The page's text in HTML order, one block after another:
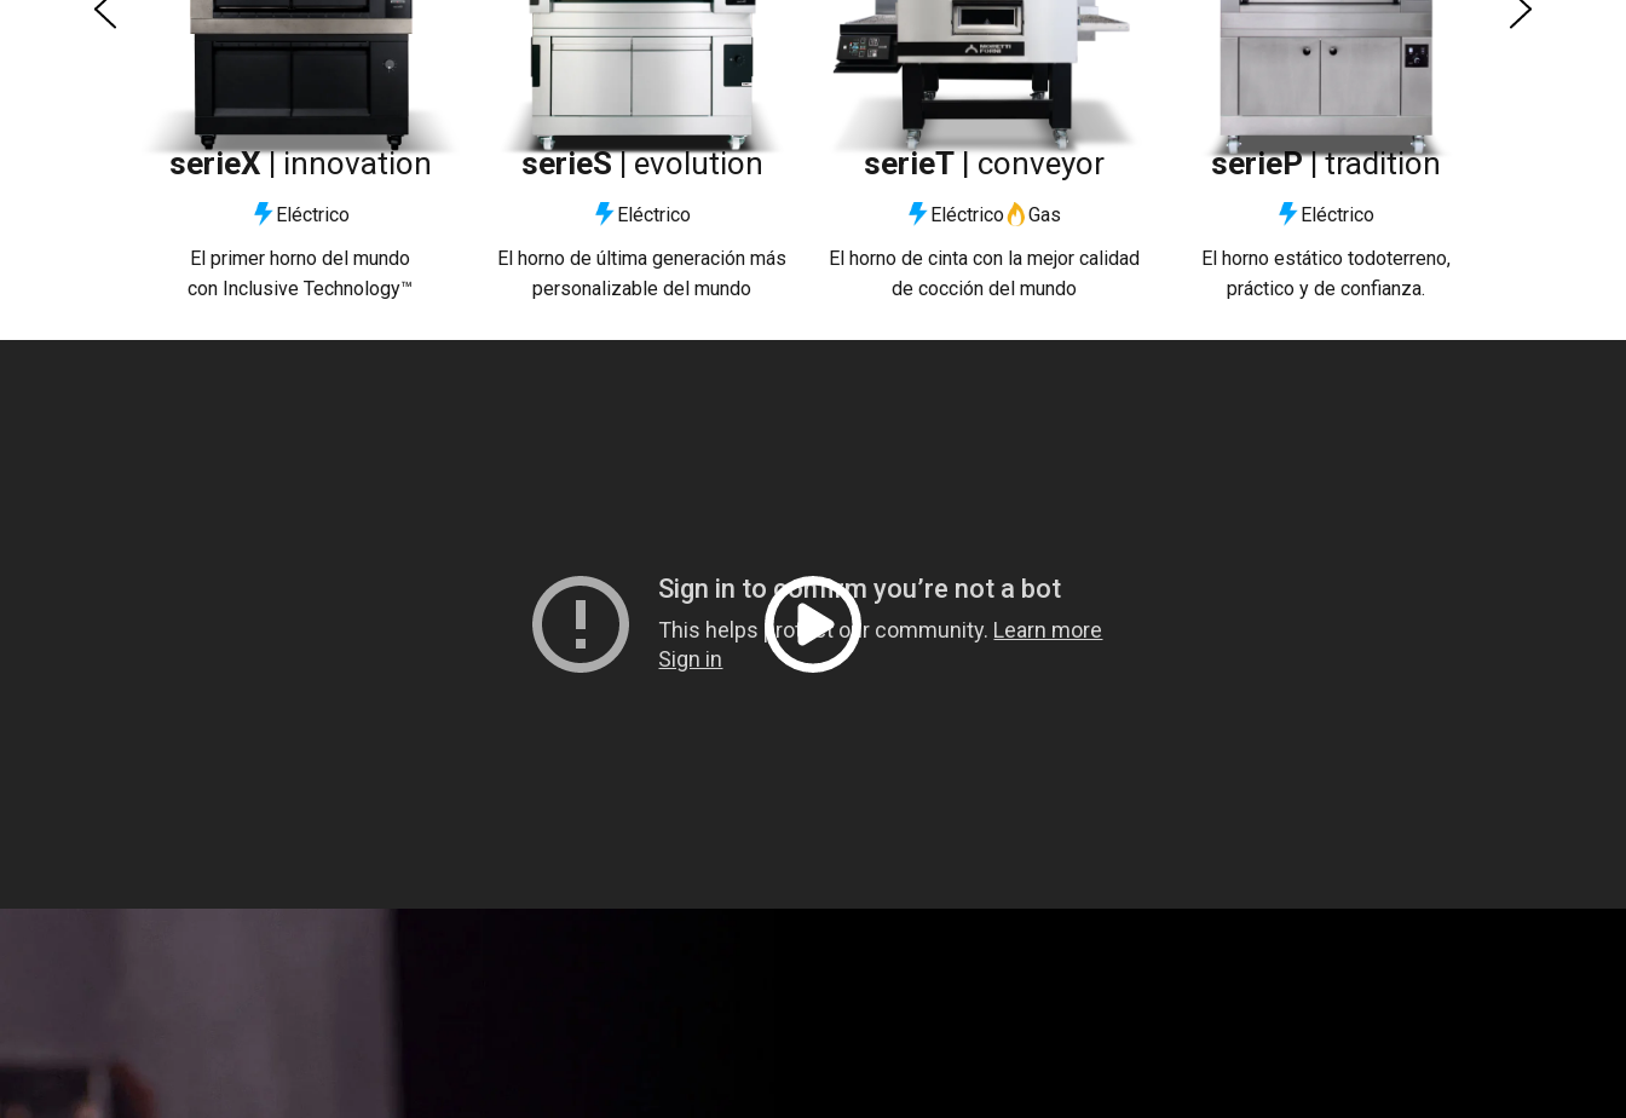
serieX |innovation
Eléctrico
El primer horno del mundo
con Inclusive Technology™
serieS |evolution
Eléctrico
El horno de última generación más
personalizable del mundo
serieT| conveyor
Eléctrico
Gas
El horno de cinta con la mejor calidad
de cocción del mundo
serieP |tradition
Eléctrico
El horno estático todoterreno,
práctico y de confianza.